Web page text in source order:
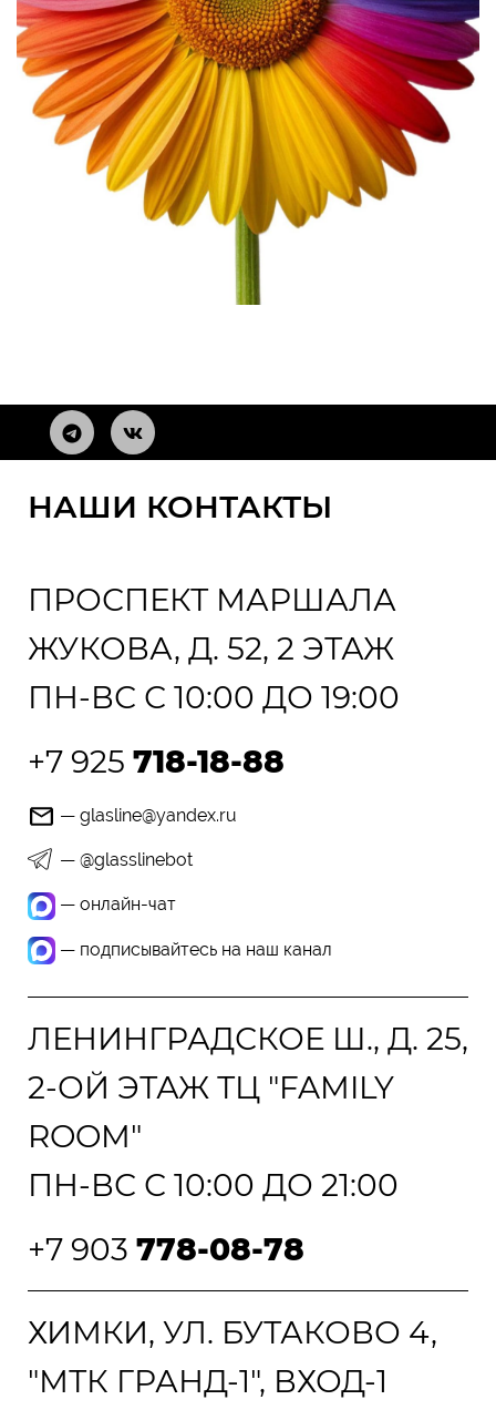
НАШИ КОНТАКТЫ
ПРОСПЕКТ МАРШАЛА
ЖУКОВА, Д. 52, 2 ЭТАЖ
ПН-ВС С 10:00 ДО 19:00
+7 925 718-18-88
— glasline@yandex.ru
— @glasslinebot
— онлайн-чат
— подписывайтесь на наш канал
ЛЕНИНГРАДСКОЕ Ш., Д. 25,
2-ОЙ ЭТАЖ ТЦ "FAMILY
ROOM"
ПН-ВС С 10:00 ДО 21:00
+7 903 778-08-78
ХИМКИ, УЛ. БУТАКОВО 4,
"МТК ГРАНД-1", ВХОД-1